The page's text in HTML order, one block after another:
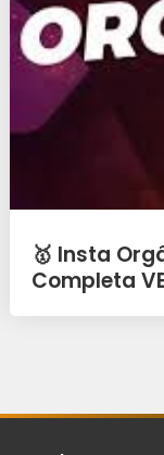
🥇 Insta
Completa